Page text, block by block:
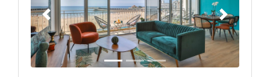
Précédent Suivant